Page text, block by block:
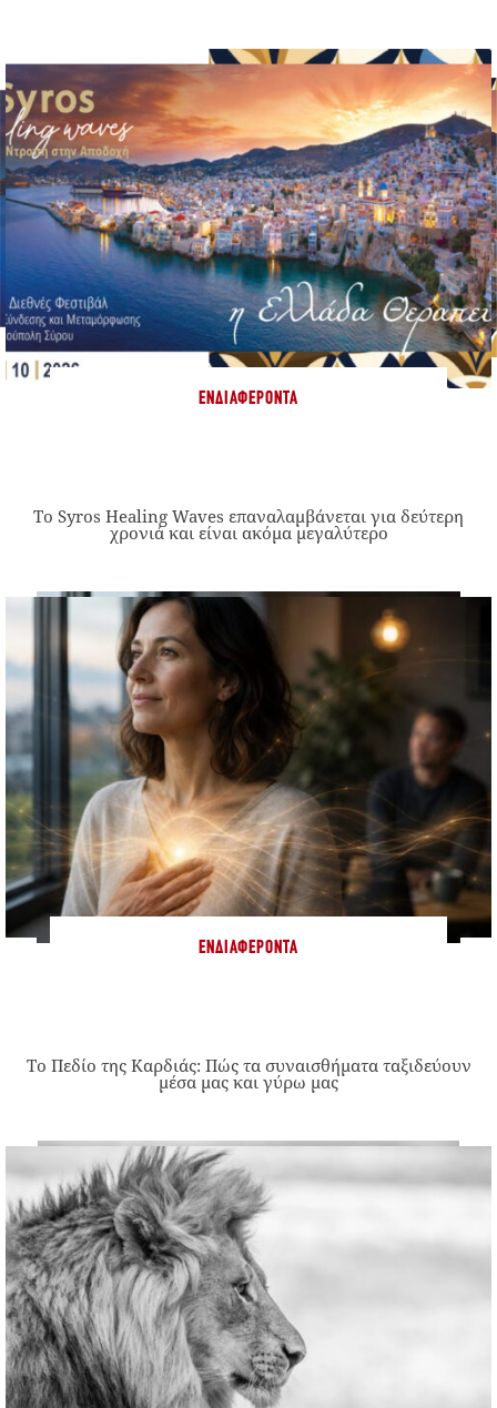
ΕΝΔΙΑΦΈΡΟΝΤΑ
Το Syros Healing Waves επαναλαμβάνεται για δεύτερη
χρονιά και είναι ακόμα μεγαλύτερο
ΕΝΔΙΑΦΈΡΟΝΤΑ
Το Πεδίο της Καρδιάς: Πώς τα συναισθήματα ταξιδεύουν
μέσα μας και γύρω μας